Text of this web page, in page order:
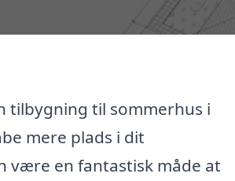
tilbygning til sommerhus i
mere plads i dit
være en fantastisk måde at